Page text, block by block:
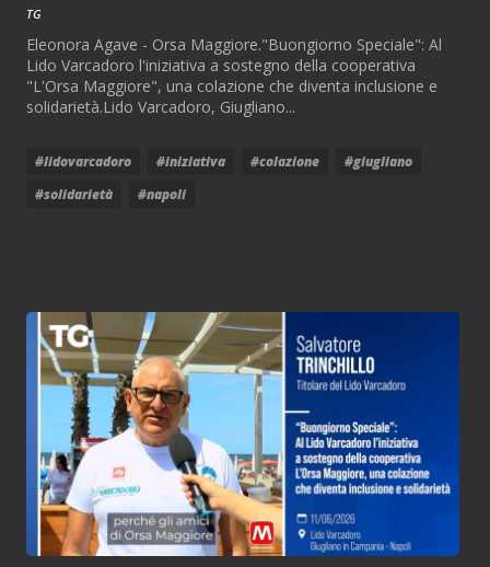
TG
Eleonora Agave - Orsa Maggiore."Buongiorno Speciale": Al
Lido Varcadoro l'iniziativa a sostegno della cooperativa
"L'Orsa Maggiore", una colazione che diventa inclusione e
solidarietà.Lido Varcadoro, Giugliano...
#lidovarcadoro #iniziativa #colazione
#giugliano
#solidarietà
#napoli